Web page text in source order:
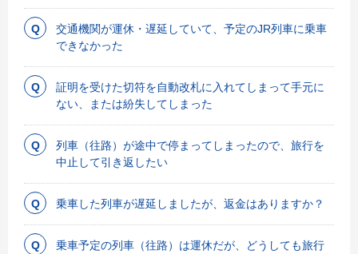
交通機関が運休・遅延していて、予定のJR列車に乗車
できなかった
証明を受けた切符を自動改札に入れてしまって手元に
ない、または紛失してしまった
列車（往路）が途中で停まってしまったので、旅行を
中止して引き返したい
乗車した列車が遅延しましたが、返金はありますか？
乗車予定の列車（往路）は運休だが、どうしても旅行